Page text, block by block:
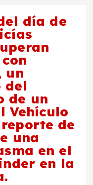
día de
un
del
de un
Vehículo
de
una
en el
en la